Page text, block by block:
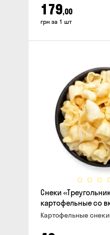
179,00
грн за 1 шт
Снеки
картофельные со
с луком
Картофельные снеки